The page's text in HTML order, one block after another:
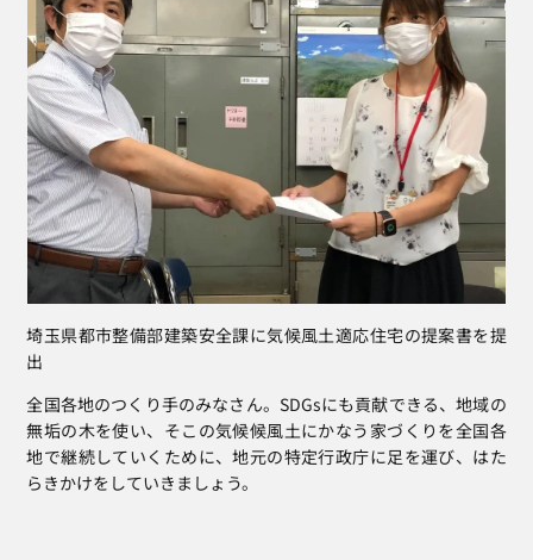
埼玉県都市整備部建築安全課に気候風土適応住宅の提案書を提
出
全国各地のつくり手のみなさん。SDGsにも貢献できる、地域の
無垢の木を使い、そこの気候候風土にかなう家づくりを全国各
地で継続していくために、地元の特定行政庁に足を運び、はた
らきかけをしていきましょう。